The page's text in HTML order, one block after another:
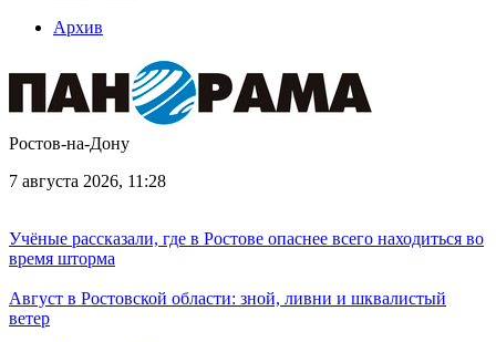
Архив
Ростов-на-Дону
7 августа 2026, 11:28
Учёные рассказали, где в Ростове опаснее всего находиться во
время шторма
Август в Ростовской области: зной, ливни и шквалистый
ветер